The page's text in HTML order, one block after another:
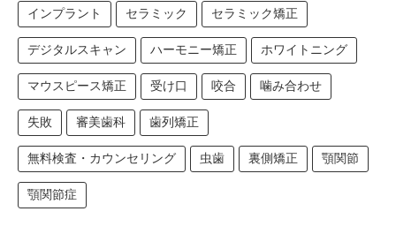
インプラント セラミック セラミック矯正
デジタルスキャン ハーモニー矯正 ホワイトニング
マウスピース矯正 受け口 咬合 噛み合わせ
失敗 審美歯科 歯列矯正
無料検査・カウンセリング 虫歯 裏側矯正 顎関節
顎関節症